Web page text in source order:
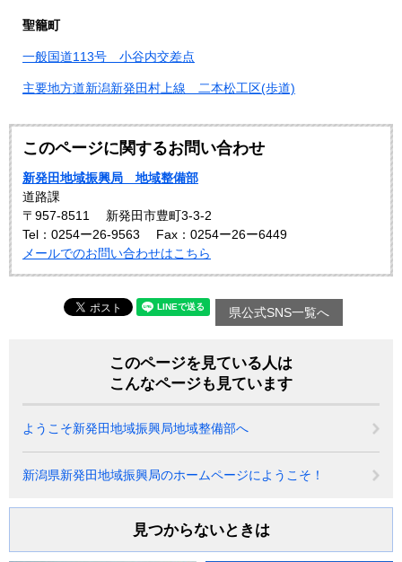
聖籠町
一般国道113号 小谷内交差点
主要地方道新潟新発田村上線 二本松工区(歩道)
このページに関するお問い合わせ
新発田地域振興局 地域整備部
道路課
〒957-8511
新発田市豊町3-3-2
Tel：0254ー26-9563
Fax：0254ー26ー6449
メールでのお問い合わせはこちら
県公式SNS一覧へ
このページを見ている人は
こんなページも見ています
ようこそ新発田地域振興局地域整備部へ
新潟県新発田地域振興局のホームページにようこそ！
見つからないときは